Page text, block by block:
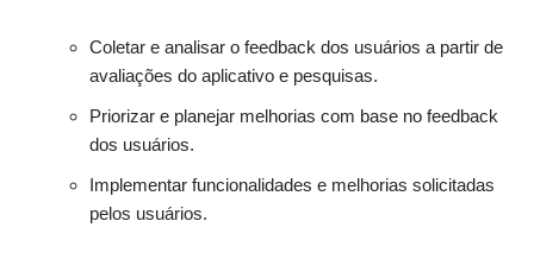
Coletar e analisar o feedback dos usuários a partir de
avaliações do aplicativo e pesquisas.
Priorizar e planejar melhorias com base no feedback
dos usuários.
Implementar funcionalidades e melhorias solicitadas
pelos usuários.